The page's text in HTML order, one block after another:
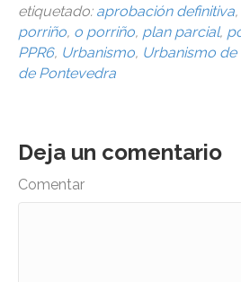
etiquetado: aprobación definitiva,
porriño, o porriño, plan parcial,
PPR6, Urbanismo, Urbanismo de
de Pontevedra
Deja un comentario
Comentar